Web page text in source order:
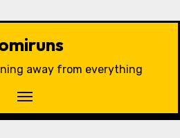
away from everything